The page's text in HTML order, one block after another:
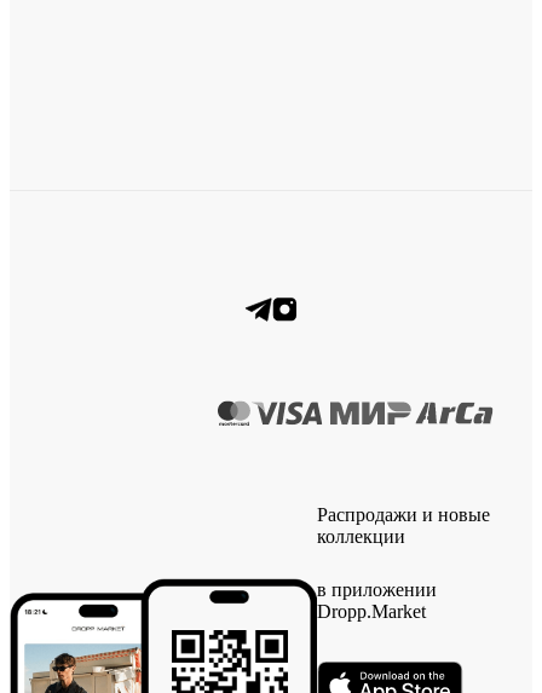
Распродажи и новые
коллекции
в приложении
Dropp.Market